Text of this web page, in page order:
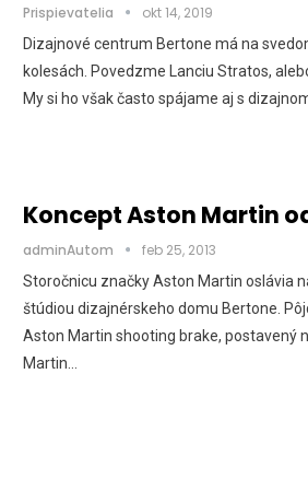
Prispievatelia okt 14, 2019
Dizajnové centrum Bertone má na
kolesách. Povedzme Lanciu Stratos,
My si ho však často spájame aj s
Koncept Aston Martin
adminAutom feb 25, 2013
Storočnicu značky Aston Martin oslávia
štúdiou dizajnérskeho domu Bertone.
Aston Martin shooting brake, postavený
Martin…